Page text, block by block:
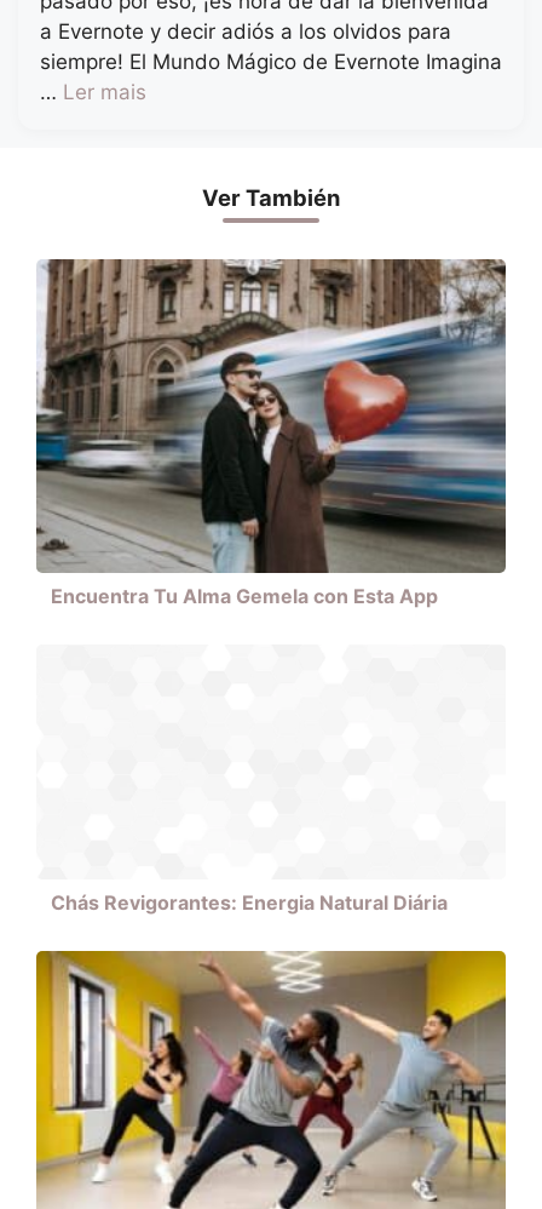
a Evernote y decir adiós a los olvidos para
siempre! El Mundo Mágico de Evernote Imagina
… Ler mais
Ver También
Encuentra Tu Alma Gemela con Esta App
Chás Revigorantes: Energia Natural Diária